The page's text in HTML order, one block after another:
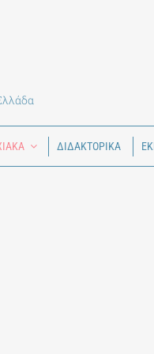
ΔΙΔΑΚΤΟΡΙΚΑ